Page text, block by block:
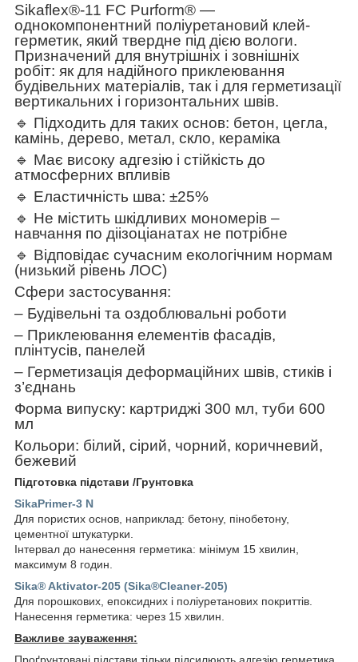
Sikaflex®-11 FC Purform® —
однокомпонентний поліуретановий клей-
герметик, який твердне під дією вологи.
Призначений для внутрішніх і зовнішніх
робіт: як для надійного приклеювання
будівельних матеріалів, так і для герметизації
вертикальних і горизонтальних швів.
🔹 Підходить для таких основ: бетон, цегла,
камінь, дерево, метал, скло, кераміка
🔹 Має високу адгезію і стійкість до
атмосферних впливів
🔹 Еластичність шва: ±25%
🔹 Не містить шкідливих мономерів –
навчання по діізоціанатах не потрібне
🔹 Відповідає сучасним екологічним нормам
(низький рівень ЛОС)
Сфери застосування:
– Будівельні та оздоблювальні роботи
– Приклеювання елементів фасадів,
плінтусів, панелей
– Герметизація деформаційних швів, стиків і
з’єднань
Форма випуску: картриджі 300 мл, туби 600
мл
Кольори: білий, сірий, чорний, коричневий,
бежевий
Підготовка підстави /Грунтовка
SikaPrimer-3 N
Для пористих основ, наприклад: бетону, пінобетону,
цементної штукатурки.
Інтервал до нанесення герметика: мінімум 15 хвилин,
максимум 8 годин.
Sika® Aktivator-205 (Sika®Cleaner-205)
Для порошкових, епоксидних і поліуретанових покриттів.
Нанесення герметика: через 15 хвилин.
Важливе зауваження:
Проґрунтовані підстави тільки підсилюють адгезію герметика.